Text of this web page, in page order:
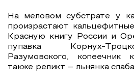
На меловом субстрате у
произрастают
Красную книгу России и
пупавка Корнух-
Разумовского, копеечник
также реликт – льнянка